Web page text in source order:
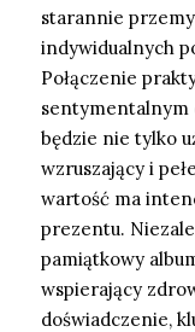
starannie
indywidualnych
Połączenie
sentymentalnym
będzie nie tylko
wzruszający i
wartość ma
prezentu.
pamiątkowy
wspierający
doświadczenie,